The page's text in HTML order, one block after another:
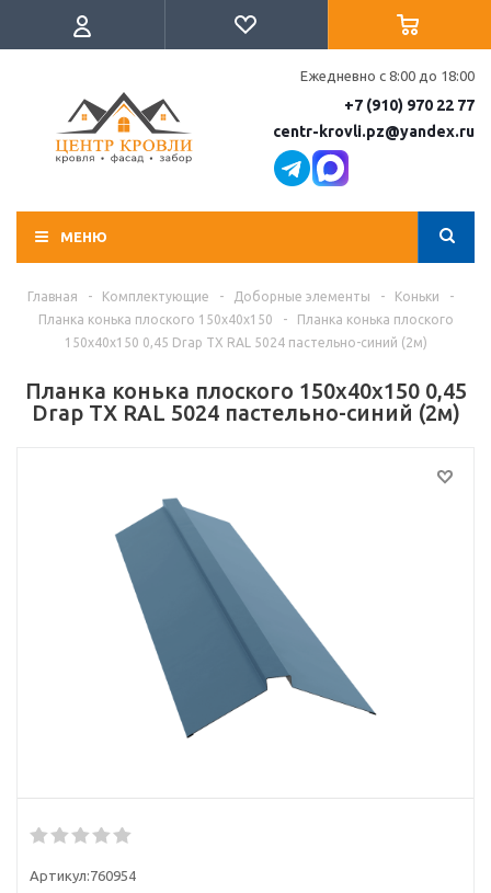
Ежедневно с 8:00 до 18:00
+7 (910) 970 22 77
centr-krovli.pz@yandex.ru
МЕНЮ
Главная - Комплектующие - Доборные элементы - Коньки
-
Планка конька плоского 150х40х150
-
Планка конька плоского
150х40х150 0,45 Drap TX RAL 5024 пастельно-синий (2м)
Планка конька плоского 150х40х150 0,45
Drap TX RAL 5024 пастельно-синий (2м)
Артикул:760954